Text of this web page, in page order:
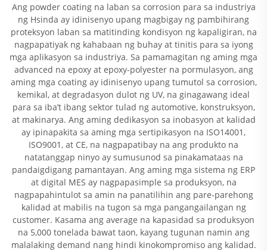
Ang powder coating na laban sa corrosion para sa industriya
ng Hsinda ay idinisenyo upang magbigay ng pambihirang
proteksyon laban sa matitinding kondisyon ng kapaligiran, na
nagpapatiyak ng kahabaan ng buhay at tinitis para sa iyong
mga aplikasyon sa industriya. Sa pamamagitan ng aming mga
advanced na epoxy at epoxy-polyester na pormulasyon, ang
aming mga coating ay idinisenyo upang tumutol sa corrosion,
kemikal, at degradasyon dulot ng UV, na ginagawang ideal
para sa iba’t ibang sektor tulad ng automotive, konstruksyon,
at makinarya. Ang aming dedikasyon sa inobasyon at kalidad
ay ipinapakita sa aming mga sertipikasyon na ISO14001,
ISO9001, at CE, na nagpapatibay na ang produkto na
natatanggap ninyo ay sumusunod sa pinakamataas na
pandaigdigang pamantayan. Ang aming mga sistema ng ERP
at digital MES ay nagpapasimple sa produksyon, na
nagpapahintulot sa amin na panatilihin ang pare-parehong
kalidad at mabilis na tugon sa mga pangangailangan ng
customer. Kasama ang average na kapasidad sa produksyon
na 5,000 tonelada bawat taon, kayang tugunan namin ang
malalaking demand nang hindi kinokompromiso ang kalidad.